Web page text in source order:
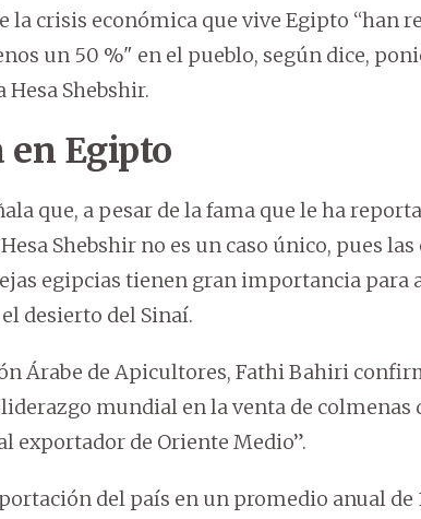
la crisis económica que vive Egipto “han
un 50 %" en el pueblo, según dice,
Hesa Shebshir.
Egipto
que, a pesar de la fama que le ha
Shebshir no es un caso único, pues
egipcias tienen gran importancia para
desierto del Sinaí.
Árabe de Apicultores, Fathi Bahiri
mundial en la venta de colmenas
exportador de Oriente Medio”.
del país en un promedio anual de